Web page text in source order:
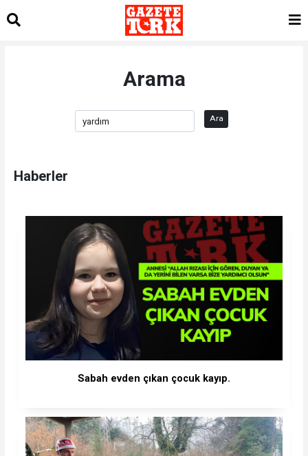
Arama
Ara
Haberler
Sabah evden çıkan çocuk kayıp.